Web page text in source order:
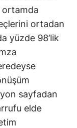
ortamda
ortadan
yüzde 98’lik
sayfadan
elde